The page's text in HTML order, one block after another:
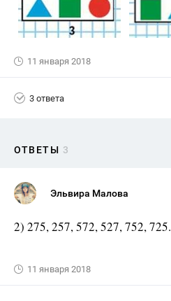
11 января 2018
3 ответа
ОТВЕТЫ 3
Эльвира Малова
2) 275, 257, 572, 527, 752, 725.
11 января 2018